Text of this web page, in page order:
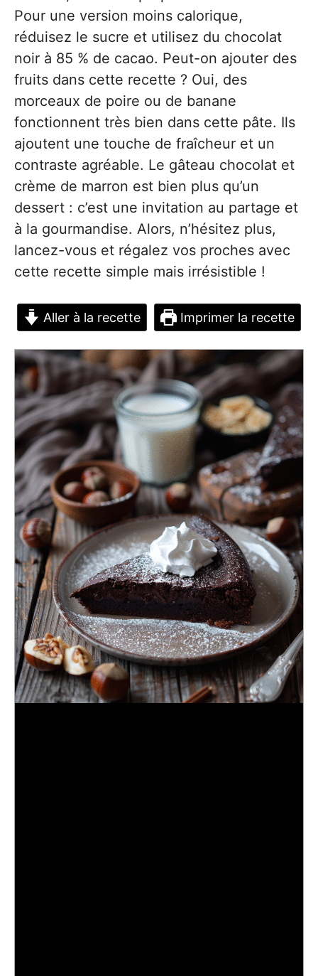
Pour une version moins calorique,
réduisez le sucre et utilisez du chocolat
noir à 85 % de cacao. Peut-on ajouter des
fruits dans cette recette ? Oui, des
morceaux de poire ou de banane
fonctionnent très bien dans cette pâte. Ils
ajoutent une touche de fraîcheur et un
contraste agréable. Le gâteau chocolat et
crème de marron est bien plus qu’un
dessert : c’est une invitation au partage et
à la gourmandise. Alors, n’hésitez plus,
lancez-vous et régalez vos proches avec
cette recette simple mais irrésistible !
Aller à la recette Imprimer la recette